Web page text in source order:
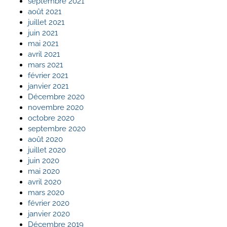
août 2021
juillet 2021
juin 2021
mai 2021
avril 2021
mars 2021
février 2021
janvier 2021
Décembre 2020
novembre 2020
octobre 2020
septembre 2020
août 2020
juillet 2020
juin 2020
mai 2020
avril 2020
mars 2020
février 2020
janvier 2020
Décembre 2019